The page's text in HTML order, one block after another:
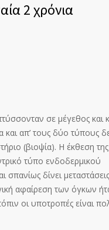
2 χρόνια
σε μέγεθος και
απ’ τους δύο τύπους
(βιοψία). Η έκθεση της
τύπο ενδοδερμικού
σπανίως δίνει
αφαίρεση των όγκων
οι υποτροπές είναι